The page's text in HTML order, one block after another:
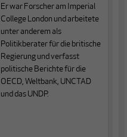
Er war Forscher am Imperial
College London und arbeitete
unter anderem als
Politikberater für die britische
Regierung und verfasst
politische Berichte für die
OECD, Weltbank, UNCTAD
und das UNDP.